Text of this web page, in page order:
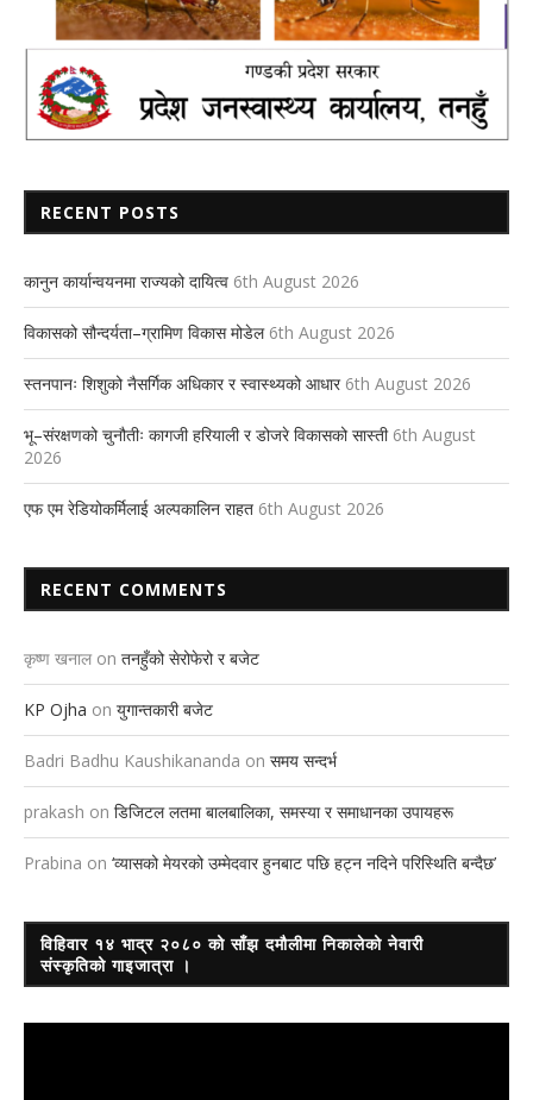
RECENT POSTS
कानुन कार्यान्वयनमा राज्यको दायित्व 6th August 2026
विकासको सौन्दर्यता–ग्रामिण विकास मोडेल 6th August 2026
स्तनपानः शिशुको नैसर्गिक अधिकार र स्वास्थ्यको आधार 6th August 2026
भू–संरक्षणको चुनौतीः कागजी हरियाली र डोजरे विकासको सास्ती 6th August
2026
एफ एम रेडियोकर्मिलाई अल्पकालिन राहत 6th August 2026
RECENT COMMENTS
कृष्ण खनाल on तनहुँको सेरोफेरो र बजेट
KP Ojha on युगान्तकारी बजेट
Badri Badhu Kaushikananda on समय सन्दर्भ
prakash on डिजिटल लतमा बालबालिका, समस्या र समाधानका उपायहरू
Prabina on ‘व्यासको मेयरको उम्मेदवार हुनबाट पछि हट्न नदिने परिस्थिति बन्दैछ’
विहिवार १४ भाद्र २०८० को साँझ दमौलीमा निकालेको नेवारी
संस्कृतिको गाइजात्रा ।